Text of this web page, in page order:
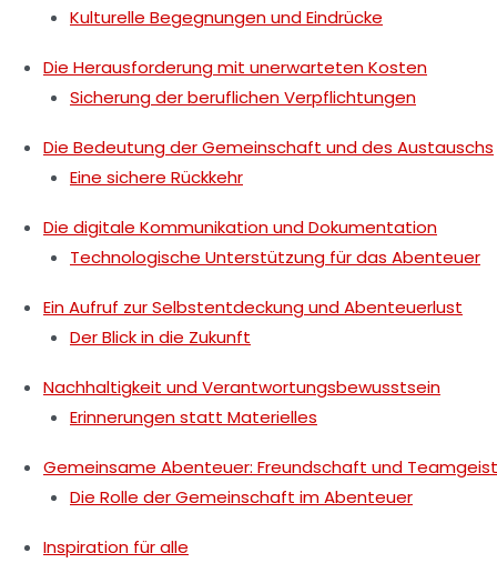
Kulturelle Begegnungen und Eindrücke
Die Herausforderung mit unerwarteten Kosten
Sicherung der beruflichen Verpflichtungen
Die Bedeutung der Gemeinschaft und des Austauschs
Eine sichere Rückkehr
Die digitale Kommunikation und Dokumentation
Technologische Unterstützung für das Abenteuer
Ein Aufruf zur Selbstentdeckung und Abenteuerlust
Der Blick in die Zukunft
Nachhaltigkeit und Verantwortungsbewusstsein
Erinnerungen statt Materielles
Gemeinsame Abenteuer: Freundschaft und Teamgeist
Die Rolle der Gemeinschaft im Abenteuer
Inspiration für alle